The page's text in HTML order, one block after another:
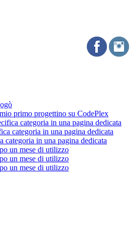
primo progettino su CodePlex
categoria in una pagina dedicata
categoria in una pagina dedicata
categoria in una pagina dedicata
un mese di utilizzo
un mese di utilizzo
un mese di utilizzo